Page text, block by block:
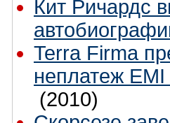
Кит Ричардс
Terra Firma
неплатеж
(2010)